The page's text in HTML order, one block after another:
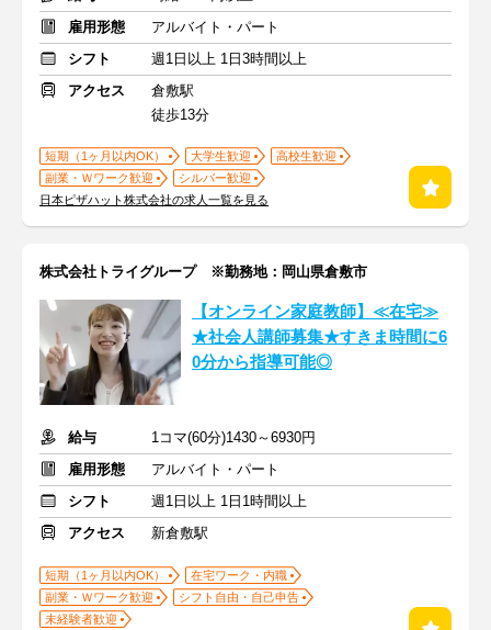
雇用形態
アルバイト・パート
シフト
週1日以上 1日3時間以上
アクセス
倉敷駅
徒歩13分
短期（1ヶ月以内OK） 大学生歓迎
高校生歓迎
副業・Ｗワーク歓迎
シルバー歓迎
日本ピザハット株式会社の求人一覧を見る
株式会社トライグループ ※勤務地：岡山県倉敷市
【オンライン家庭教師】≪在宅≫
★社会人講師募集★すきま時間に6
0分から指導可能◎
給与
1コマ(60分)1430～6930円
雇用形態
アルバイト・パート
シフト
週1日以上 1日1時間以上
アクセス
新倉敷駅
短期（1ヶ月以内OK）
在宅ワーク・内職
副業・Ｗワーク歓迎
シフト自由・自己申告
未経験者歓迎